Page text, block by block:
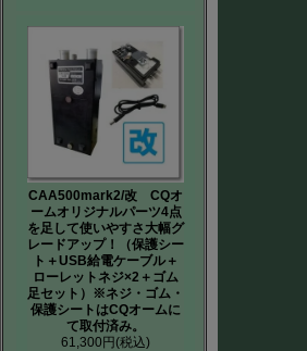
CAA500mark2/改 CQオ
ームオリジナルパーツ4点
を足して使いやすさ大幅グ
レードアップ！（保護シー
ト＋USB給電ケーブル＋
ローレットネジ×2＋ゴム
足セット）※ネジ・ゴム・
保護シートはCQオームに
て取付済み。
61,300円(税込)